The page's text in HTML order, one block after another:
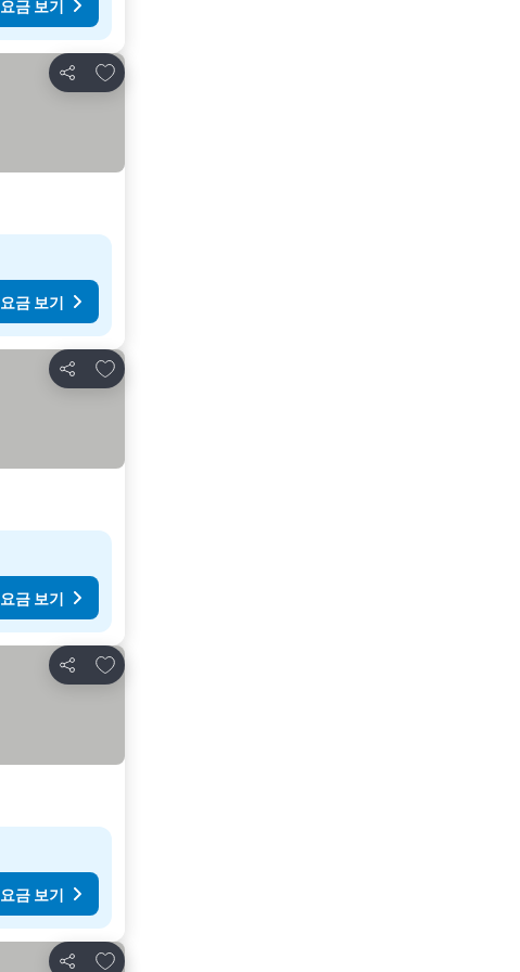
요금 보기
공유
즐겨찾기에 추가
요금 보기
공유
즐겨찾기에 추가
요금 보기
공유
즐겨찾기에 추가
요금 보기
즐겨찾기에 추가